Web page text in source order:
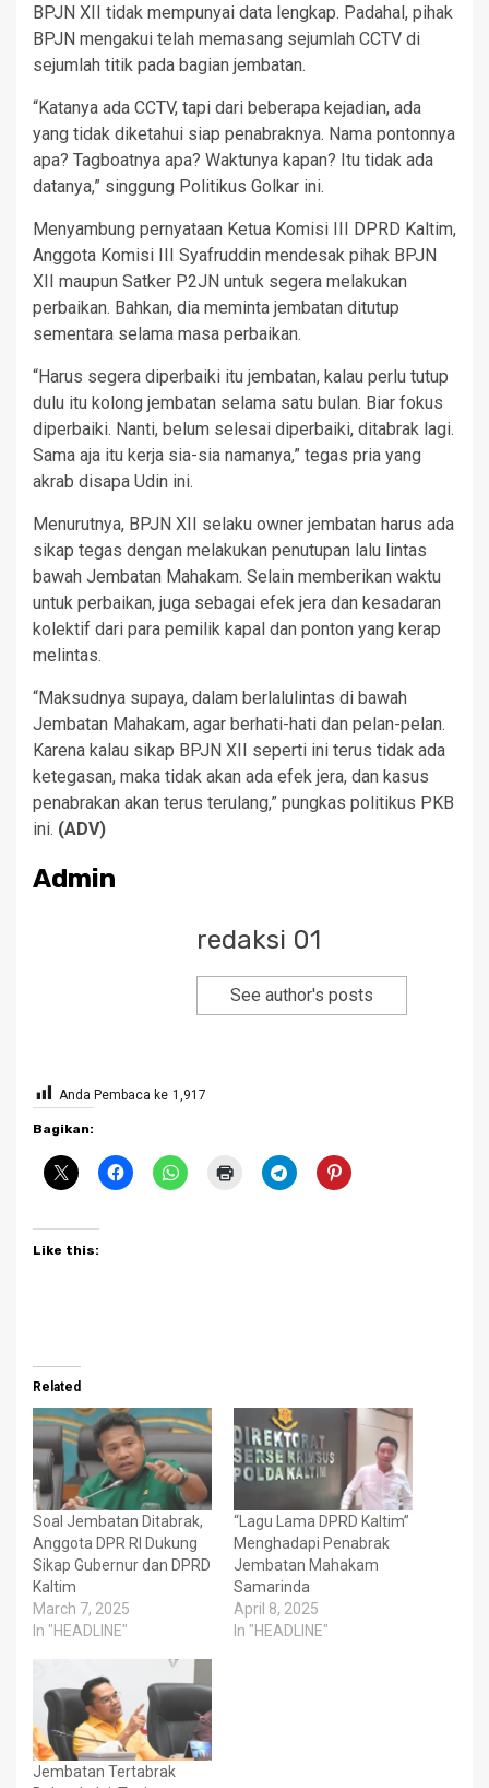
BPJN XII tidak mempunyai data lengkap. Padahal, pihak
BPJN mengakui telah memasang sejumlah CCTV di
sejumlah titik pada bagian jembatan.
“Katanya ada CCTV, tapi dari beberapa kejadian, ada
yang tidak diketahui siap penabraknya. Nama pontonnya
apa? Tagboatnya apa? Waktunya kapan? Itu tidak ada
datanya,” singgung Politikus Golkar ini.
Menyambung pernyataan Ketua Komisi III DPRD Kaltim,
Anggota Komisi III Syafruddin mendesak pihak BPJN
XII maupun Satker P2JN untuk segera melakukan
perbaikan. Bahkan, dia meminta jembatan ditutup
sementara selama masa perbaikan.
“Harus segera diperbaiki itu jembatan, kalau perlu tutup
dulu itu kolong jembatan selama satu bulan. Biar fokus
diperbaiki. Nanti, belum selesai diperbaiki, ditabrak lagi.
Sama aja itu kerja sia-sia namanya,” tegas pria yang
akrab disapa Udin ini.
Menurutnya, BPJN XII selaku owner jembatan harus ada
sikap tegas dengan melakukan penutupan lalu lintas
bawah Jembatan Mahakam. Selain memberikan waktu
untuk perbaikan, juga sebagai efek jera dan kesadaran
kolektif dari para pemilik kapal dan ponton yang kerap
melintas.
“Maksudnya supaya, dalam berlalulintas di bawah
Jembatan Mahakam, agar berhati-hati dan pelan-pelan.
Karena kalau sikap BPJN XII seperti ini terus tidak ada
ketegasan, maka tidak akan ada efek jera, dan kasus
penabrakan akan terus terulang,” pungkas politikus PKB
ini. (ADV)
Admin
redaksi 01
See author's posts
Anda Pembaca ke 1,917
Bagikan:
Like this:
Related
Soal Jembatan Ditabrak,
Anggota DPR RI Dukung
Sikap Gubernur dan DPRD
Kaltim
March 7, 2025
In "HEADLINE"
“Lagu Lama DPRD Kaltim”
Menghadapi Penabrak
Jembatan Mahakam
Samarinda
April 8, 2025
In "HEADLINE"
Jembatan Tertabrak